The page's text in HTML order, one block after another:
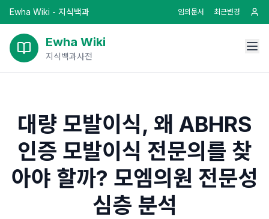
Ewha Wiki - 지식백과 임의문서 최근변경
Ewha Wiki
지식백과사전
대량 모발이식, 왜 ABHRS
인증 모발이식 전문의를 찾
아야 할까? 모엠의원 전문성
심층 분석